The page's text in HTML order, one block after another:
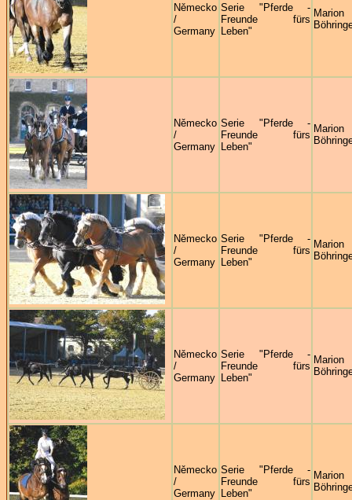
Německo
/
Germany
Serie "Pferde -
Freunde fürs
Leben"
Marion
Německo
/
Germany
Serie "Pferde -
Freunde fürs
Leben"
Marion
Německo
/
Germany
Serie "Pferde -
Freunde fürs
Leben"
Marion
Německo
/
Germany
Serie "Pferde -
Freunde fürs
Leben"
Marion
Německo
/
Germany
Serie "Pferde -
Freunde fürs
Leben"
Marion